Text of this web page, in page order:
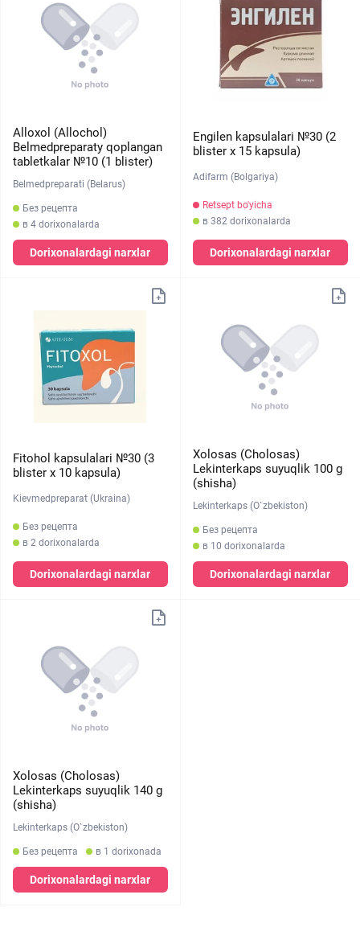
Alloxol (Allochol)
Belmedpreparaty qoplangan
tabletkalar №10 (1 blister)
Belmedpreparati (Belarus)
Без рецепта
в 4 dorixonalarda
Dorixonalardagi narxlar
Engilen kapsulalari №30 (2
blister х 15 kapsula)
Adifarm (Bolgariya)
Retsept bo'yicha
в 382 dorixonalarda
Dorixonalardagi narxlar
Fitohol kapsulalari №30 (3
blister х 10 kapsula)
Kievmedpreparat (Ukraina)
Без рецепта
в 2 dorixonalarda
Dorixonalardagi narxlar
Xolosas (Cholosas)
Lekinterkaps suyuqlik 100 g
(shisha)
Lekinterkaps (O`zbekiston)
Без рецепта
в 10 dorixonalarda
Dorixonalardagi narxlar
Xolosas (Cholosas)
Lekinterkaps suyuqlik 140 g
(shisha)
Lekinterkaps (O`zbekiston)
Без рецепта в 1 dorixonada
Dorixonalardagi narxlar